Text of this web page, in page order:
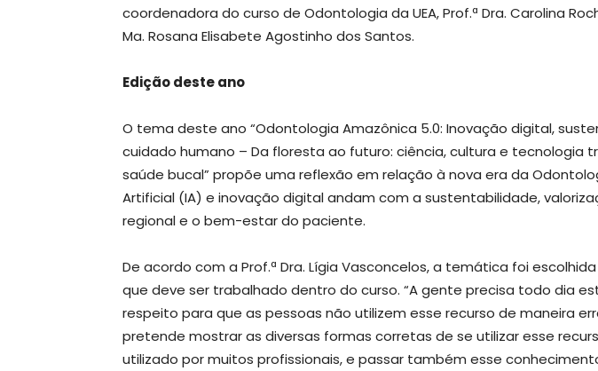
coordenadora do curso de Odontologia da UEA, Prof.ª Dra. Carolina
Ma. Rosana Elisabete Agostinho dos Santos.
Edição deste ano
O tema deste ano “Odontologia Amazônica 5.0: Inovação digital,
cuidado humano – Da floresta ao futuro: ciência, cultura e tecnologia
saúde bucal” propõe uma reflexão em relação à nova era da
Artificial (IA) e inovação digital andam com a sustentabilidade,
regional e o bem-estar do paciente.
De acordo com a Prof.ª Dra. Lígia Vasconcelos, a temática foi
que deve ser trabalhado dentro do curso. “A gente precisa todo dia
respeito para que as pessoas não utilizem esse recurso de maneira
pretende mostrar as diversas formas corretas de se utilizar esse
utilizado por muitos profissionais, e passar também esse